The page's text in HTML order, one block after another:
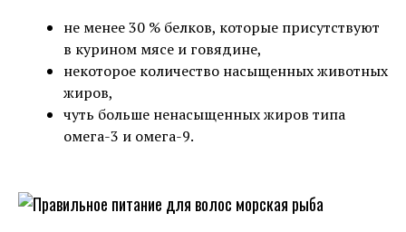
не менее 30 % белков, которые присутствуют
в курином мясе и говядине,
некоторое количество насыщенных животных
жиров,
чуть больше ненасыщенных жиров типа
омега-3 и омега-9.